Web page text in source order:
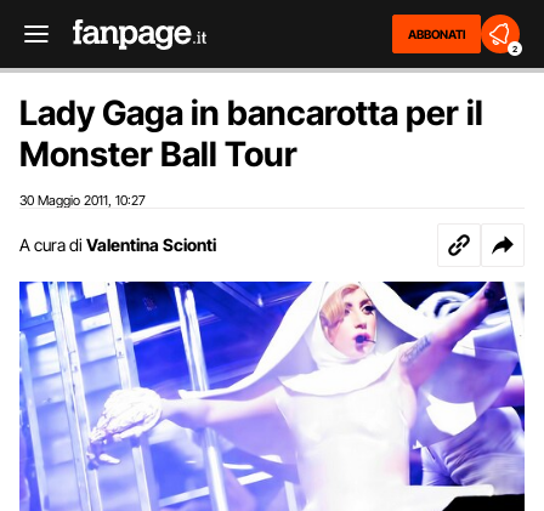
ABBONATI
2
Lady Gaga in bancarotta per il
Monster Ball Tour
30 Maggio 2011 10:27
A cura di Valentina Scionti